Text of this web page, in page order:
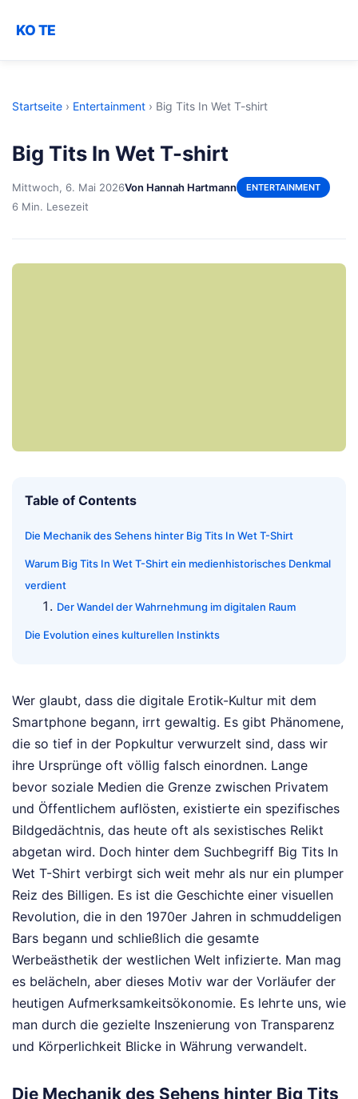
KO TE
Startseite › Entertainment › Big Tits In Wet T-shirt
Big Tits In Wet T-shirt
Mittwoch, 6. Mai 2026Von Hannah Hartmann ENTERTAINMENT
6 Min. Lesezeit
Table of Contents
Die Mechanik des Sehens hinter Big Tits In Wet T-Shirt
Warum Big Tits In Wet T-Shirt ein medienhistorisches Denkmal
verdient
Der Wandel der Wahrnehmung im digitalen Raum
Die Evolution eines kulturellen Instinkts
Wer glaubt, dass die digitale Erotik-Kultur mit dem
Smartphone begann, irrt gewaltig. Es gibt Phänomene,
die so tief in der Popkultur verwurzelt sind, dass wir
ihre Ursprünge oft völlig falsch einordnen. Lange
bevor soziale Medien die Grenze zwischen Privatem
und Öffentlichem auflösten, existierte ein spezifisches
Bildgedächtnis, das heute oft als sexistisches Relikt
abgetan wird. Doch hinter dem Suchbegriff Big Tits In
Wet T-Shirt verbirgt sich weit mehr als nur ein plumper
Reiz des Billigen. Es ist die Geschichte einer visuellen
Revolution, die in den 1970er Jahren in schmuddeligen
Bars begann und schließlich die gesamte
Werbeästhetik der westlichen Welt infizierte. Man mag
es belächeln, aber dieses Motiv war der Vorläufer der
heutigen Aufmerksamkeitsökonomie. Es lehrte uns, wie
man durch die gezielte Inszenierung von Transparenz
und Körperlichkeit Blicke in Währung verwandelt.
Die Mechanik des Sehens hinter Big Tits